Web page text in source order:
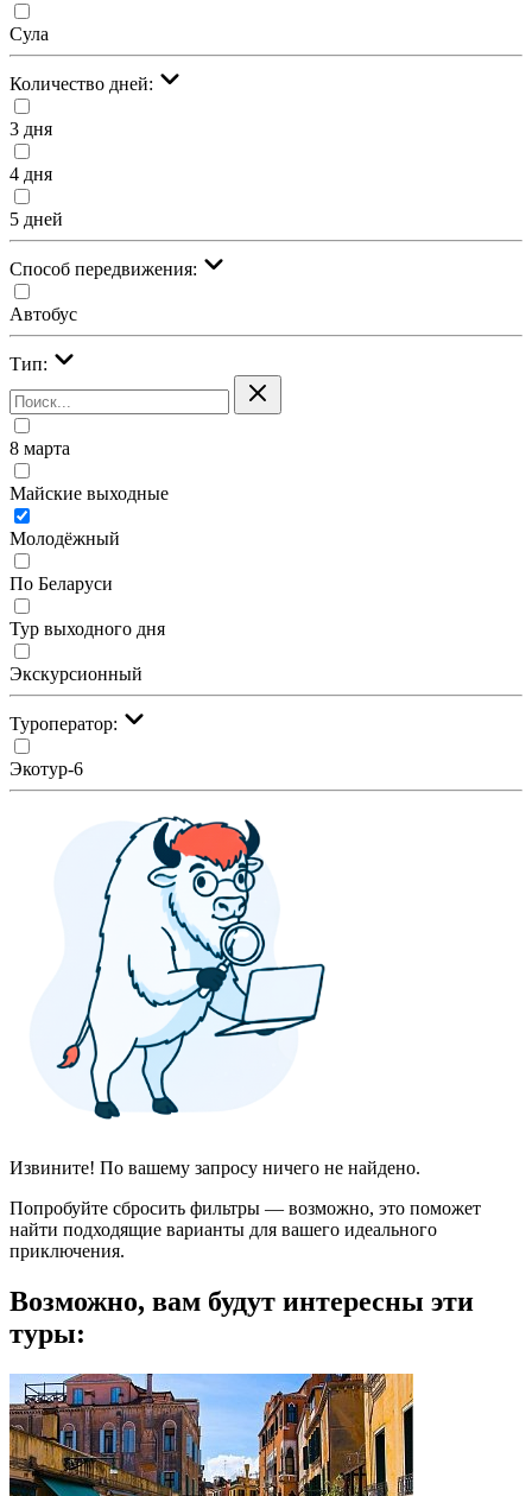
Сула
Количество дней:
3 дня
4 дня
5 дней
Cпособ передвижения:
Автобус
Тип:
8 марта
Майские выходные
Молодёжный
По Беларуси
Тур выходного дня
Экскурсионный
Туроператор:
Экотур-6
Извините! По вашему запросу ничего не найдено.
Попробуйте сбросить фильтры — возможно, это поможет
найти подходящие варианты для вашего идеального
приключения.
Возможно, вам будут интересны эти
туры: